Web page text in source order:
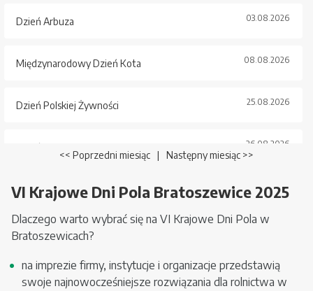
Dzień Arbuza 03.08.2026
Międzynarodowy Dzień Kota 08.08.2026
Dzień Polskiej Żywności 25.08.2026
Dzień Psa 26.08.2026
<< Poprzedni miesiąc | Następny miesiąc >>
VI Krajowe Dni Pola Bratoszewice 2025
Dlaczego warto wybrać się na VI Krajowe Dni Pola w
Bratoszewicach?
na imprezie firmy, instytucje i organizacje przedstawią
swoje najnowocześniejsze rozwiązania dla rolnictwa w